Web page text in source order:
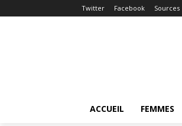
Twitter Facebook Sources
ACCUEIL FEMMES